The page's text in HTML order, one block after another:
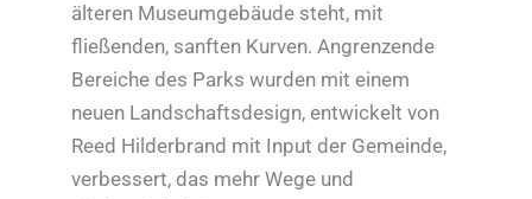
älteren Museumgebäude steht, mit
fließenden, sanften Kurven. Angrenzende
Bereiche des Parks wurden mit einem
neuen Landschaftsdesign, entwickelt von
Reed Hilderbrand mit Input der Gemeinde,
verbessert, das mehr Wege und